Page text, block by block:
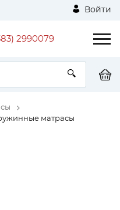
Войти
2990079
матрасы